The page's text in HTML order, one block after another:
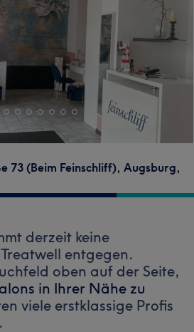
73 (Beim Feinschliff), Augsburg,
derzeit keine
entgegen.
oben auf der Seite,
in Ihrer Nähe zu
viele erstklassige Profis